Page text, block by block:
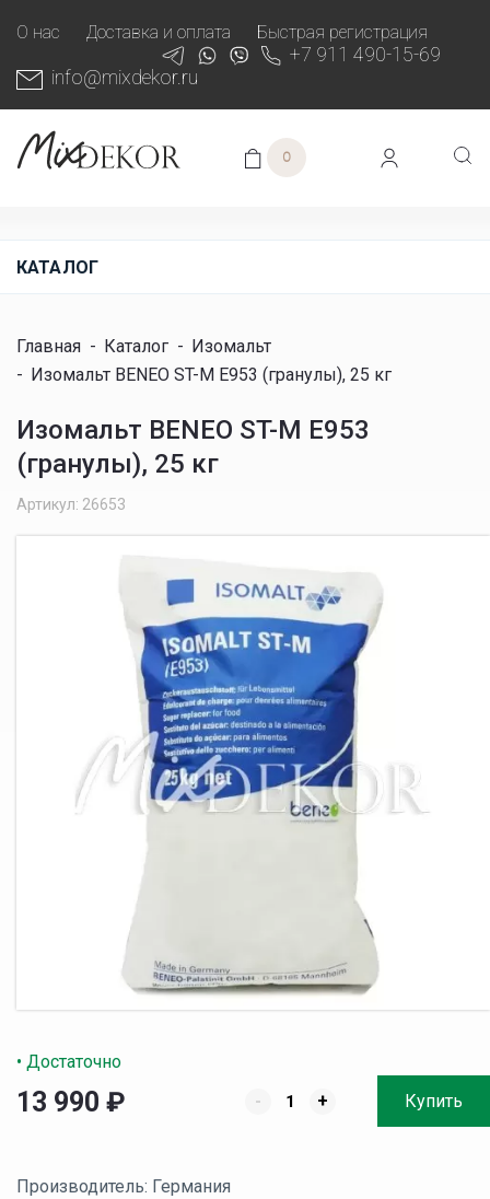
О нас Доставка и оплата Быстрая регистрация
+7 911 490-15-69
info@mixdekor.ru
0
КАТАЛОГ
Главная - Каталог - Изомальт
- Изомальт BENEO ST-M Е953 (гранулы), 25 кг
Изомальт BENEO ST-M Е953
(гранулы), 25 кг
Артикул: 26653
• Достаточно
13 990 ₽ - + Купить
Производитель: Германия